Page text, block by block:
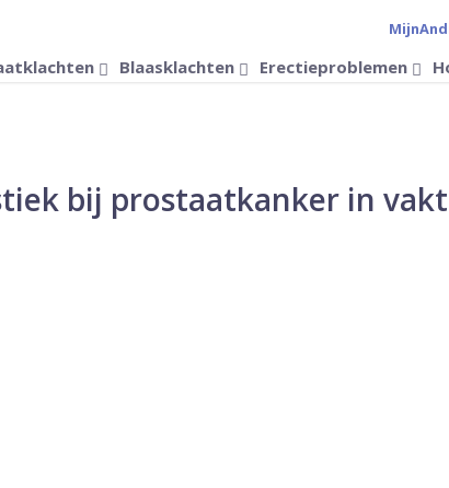
Blaasklachten Erectieproblemen
bij prostaatkanker in